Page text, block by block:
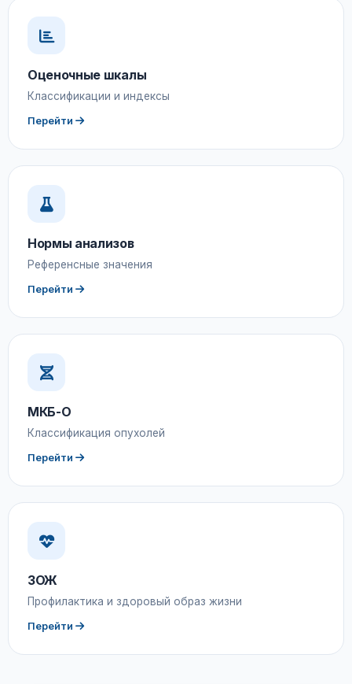
Оценочные шкалы
Классификации и индексы
Перейти
Нормы анализов
Референсные значения
Перейти
МКБ-О
Классификация опухолей
Перейти
ЗОЖ
Профилактика и здоровый образ жизни
Перейти